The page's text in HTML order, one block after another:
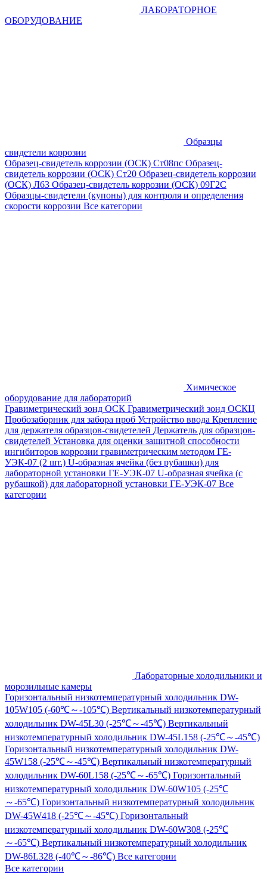
ЛАБОРАТОРНОЕ
ОБОРУДОВАНИЕ
Образцы
свидетели коррозии
Образец-свидетель коррозии (ОСК) Ст08пс Образец-
свидетель коррозии (ОСК) Ст20 Образец-свидетель коррозии
(ОСК) Л63 Образец-свидетель коррозии (ОСК) 09Г2С
Образцы-свидетели (купоны) для контроля и определения
скорости коррозии Все категории
Химическое
оборудование для лабораторий
Гравиметрический зонд ОСК Гравиметрический зонд ОСКЦ
Пробозаборник для забора проб Устройство ввода Крепление
для держателя образцов-свидетелей Держатель для образцов-
свидетелей Установка для оценки защитной способности
ингибиторов коррозии гравиметрическим методом ГЕ-
УЭК-07 (2 шт.) U-образная ячейка (без рубашки) для
лабораторной установки ГЕ-УЭК-07 U-образная ячейка (с
рубашкой) для лабораторной установки ГЕ-УЭК-07 Все
категории
Лабораторные холодильники и
морозильные камеры
Горизонтальный низкотемпературный холодильник DW-
105W105 (-60℃～-105℃) Вертикальный низкотемпературный
холодильник DW-45L30 (-25℃～-45℃) Вертикальный
низкотемпературный холодильник DW-45L158 (-25℃～-45℃)
Горизонтальный низкотемпературный холодильник DW-
45W158 (-25℃～-45℃) Вертикальный низкотемпературный
холодильник DW-60L158 (-25℃～-65℃) Горизонтальный
низкотемпературный холодильник DW-60W105 (-25℃
～-65℃) Горизонтальный низкотемпературный холодильник
DW-45W418 (-25℃～-45℃) Горизонтальный
низкотемпературный холодильник DW-60W308 (-25℃
～-65℃) Вертикальный низкотемпературный холодильник
DW-86L328 (-40℃～-86℃) Все категории
Все категории